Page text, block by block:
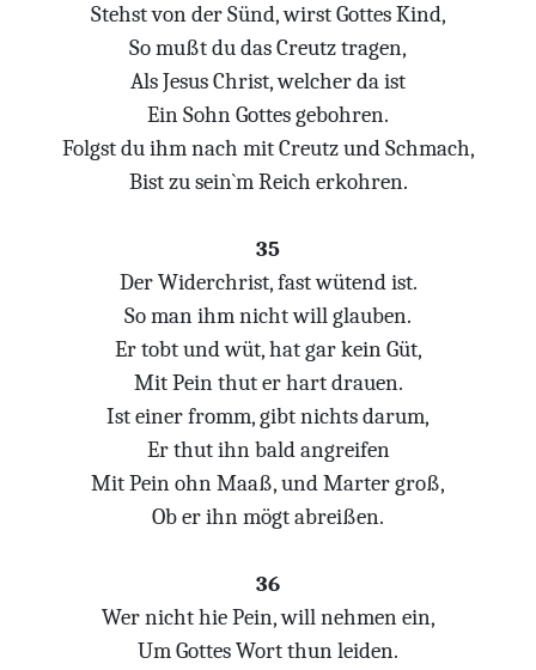
Stehst von der Sünd, wirst Gottes Kind,
So mußt du das Creutz tragen,
Als Jesus Christ, welcher da ist
Ein Sohn Gottes gebohren.
Folgst du ihm nach mit Creutz und Schmach,
Bist zu sein`m Reich erkohren.
35
Der Widerchrist, fast wütend ist.
So man ihm nicht will glauben.
Er tobt und wüt, hat gar kein Güt,
Mit Pein thut er hart drauen.
Ist einer fromm, gibt nichts darum,
Er thut ihn bald angreifen
Mit Pein ohn Maaß, und Marter groß,
Ob er ihn mögt abreißen.
36
Wer nicht hie Pein, will nehmen ein,
Um Gottes Wort thun leiden.